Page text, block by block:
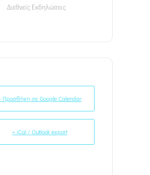
Διεθνείς Εκδηλώσεις
Προσθήκη σε Google Calendar
+ iCal / Outlook export